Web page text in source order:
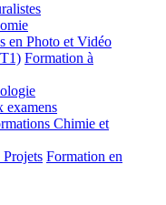
en Photo et Vidéo
Formation à
examens
Chimie et
Formation en